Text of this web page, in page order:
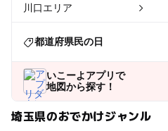
川口エリア
都道府県民の日
いこーよアプリで
地図から探す！
埼玉県のおでかけジャンル